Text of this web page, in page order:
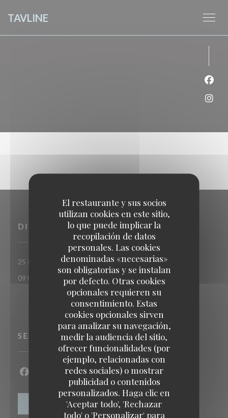
El restaurante y sus socios
utilizan cookies en este sitio,
lo que puede implicar la
recopilación de datos
personales. Las cookies
denominadas «necesarias»
son obligatorias y se instalan
por defecto. Otras cookies
opcionales requieren su
consentimiento. Estas
cookies opcionales sirven
para analizar su navegación,
medir la audiencia del sitio,
ofrecer funcionalidades (por
ejemplo, relacionadas con
redes sociales) o mostrar
publicidad o contenidos
personalizados. Haga clic en
'Aceptar todo', 'Rechazar
todo' o 'Personalizar' para
TAVLINE
DIRECCIÓN
25 RUE DU ROI DE SICILE 75004 PARIS((abre en una nueva
09 86 55 65 65
SEGUIRNOS
Facebook ((abre en una nueva ventana))
Instagram ((abre en una nueva ventana))
BOLETÍN
TAVLINE